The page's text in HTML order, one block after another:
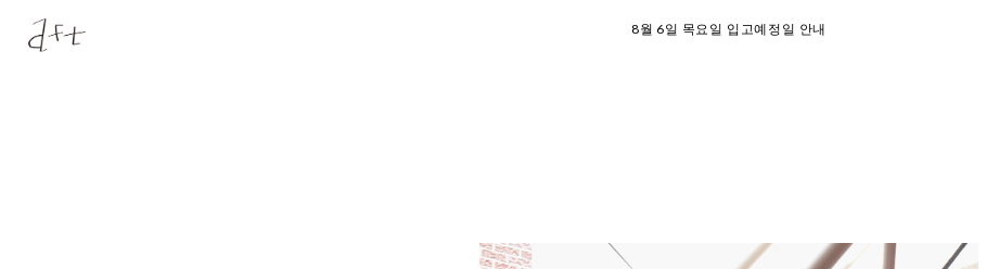
26 여름 휴가 안내